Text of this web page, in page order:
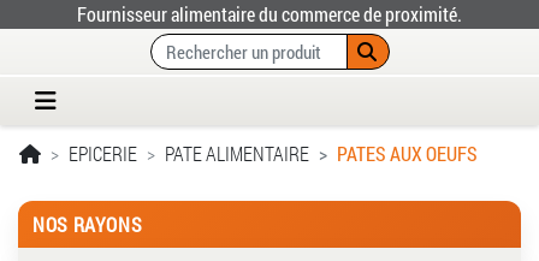
Fournisseur alimentaire du commerce de proximité.
EPICERIE PATE ALIMENTAIRE PATES AUX OEUFS
NOS RAYONS